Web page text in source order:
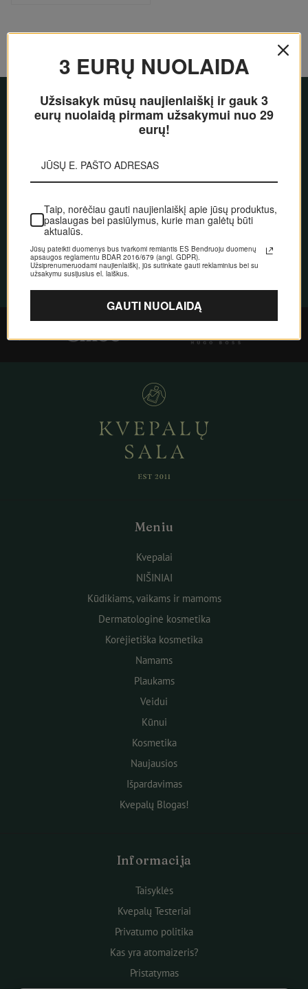
Prenumeruokite naujienas ir
3 Eur nuolaidą!
PRENUMERUOTI
Meniu
Kvepalai
NIŠINIAI
Kūdikiams, vaikams ir mamoms
Dermatologinė kosmetika
Korėjietiška kosmetika
Namams
Plaukams
Veidui
Kūnui
Kosmetika
Naujausios
Išpardavimas
Kvepalų Blogas!
Informacija
Taisyklės
Kvepalų Testeriai
Privatumo politika
Kas yra atomaizeris?
Pristatymas
3 EURŲ NUOLAIDA
Užsisakyk mūsų naujienlaiškį ir gauk 3 eurų
nuolaidą pirmam užsakymui nuo 29 eurų!
produktus, paslaugas bei pasiūlymus, kurie man
galėtų būti aktualūs.
duomenų apsaugos reglamentu BDAR 2016/679 (angl. GDPR).
Užsiprenumeruodami naujienlaiškį, jūs sutinkate gauti
reklaminius bei su užsakymu susijusius el. laiškus.